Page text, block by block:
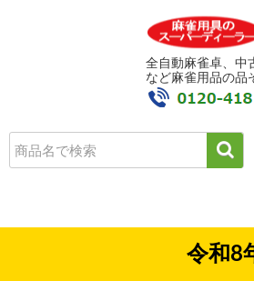
全自動麻雀卓、中
など麻雀用品の品
令和8